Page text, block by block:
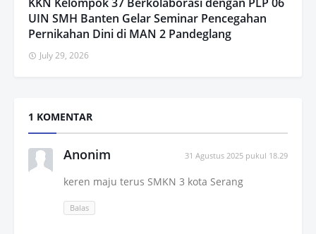
UIN SMH Banten Gelar Seminar Pencegahan
Pernikahan Dini di MAN 2 Pandeglang
July 29, 2026
1 KOMENTAR
Anonim 31 Agustus 2025 pukul 18.29
keren maju terus SMKN 3 kota Serang
Balas